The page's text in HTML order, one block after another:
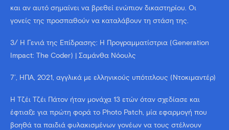
και αν αυτό σημαίνει να βρεθεί ενώπιον δικαστηρίου. Οι
γονείς της προσπαθούν να καταλάβουν τη στάση της.
3/ Η Γενιά της Επίδρασης: Η Προγραμματίστρια (Generation
Impact: The Coder) | Σαμάνθα Νόουλς
7’, ΗΠΑ, 2021, αγγλικά με ελληνικούς υπότιτλους (Ντοκιμαντέρ)
Η Τζέι Τζέι Πάτον ήταν μονάχα 13 ετών όταν σχεδίασε και
έφτιαξε για πρώτη φορά το Photo Patch, μία εφαρμογή που
βοηθά τα παιδιά φυλακισμένων γονέων να τους στέλνουν